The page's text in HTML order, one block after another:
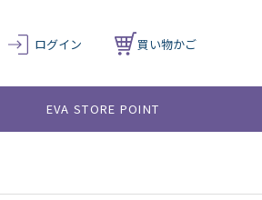
ログイン 買い物かご
EVA STORE POINT